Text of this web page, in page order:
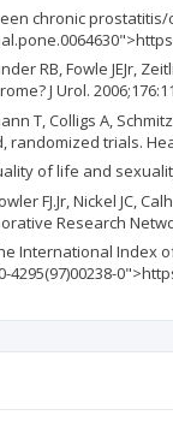
chronic
RB, Fowle
J Urol.
T, Colligs A,
trials.
of life and
FJ.Jr, Nickel
Research
International Index